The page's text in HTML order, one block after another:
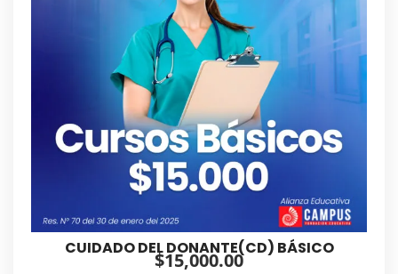
CUIDADO DEL DONANTE(CD) BÁSICO
$15,000.00